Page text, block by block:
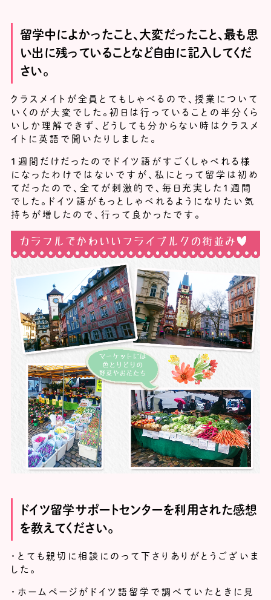
留学中によかったこと、大変だったこと、最も思
い出に残っていることなど自由に記入してくだ
さい。
クラスメイトが全員とてもしゃべるので、授業について
いくのが大変でした。初日は行っていることの半分くら
いしか理解できず、どうしても分からない時はクラスメ
イトに英語で聞いたりしました。
１週間だけだったのでドイツ語がすごくしゃべれる様
になったわけではないですが、私にとって留学は初め
てだったので、全てが刺激的で、毎日充実した１週間
でした。ドイツ語がもっとしゃべれるようになりたい気
持ちが増したので、行って良かったです。
ドイツ留学サポートセンターを利用された感想
を教えてください。
・とても親切に相談にのって下さりありがとうございま
した。
・ホームページがドイツ語留学で調べていたときに見